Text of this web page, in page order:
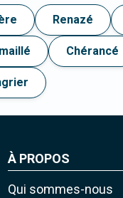
Renazé
Chérancé
À PROPOS
Qui sommes-nous